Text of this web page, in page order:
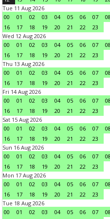
Tue 11 Aug 2026
00
01 02 03 04 05 06 07 08
16
17 18 19 20 21 22
23
Wed 12 Aug 2026
00
01 02 03 04 05 06 07 08
16
17 18 19 20 21 22
23
Thu 13 Aug 2026
00
01 02 03 04 05 06 07 08
16
17 18 19 20 21 22
23
Fri 14 Aug 2026
00
01 02 03 04 05 06 07 08
16
17 18 19 20 21 22
23
Sat 15 Aug 2026
00
01 02 03 04 05 06 07 08
16
17 18 19 20 21 22
23
Sun 16 Aug 2026
00
01 02 03 04 05 06 07 08
16
17 18 19 20 21 22
23
Mon 17 Aug 2026
00
01 02 03 04 05 06 07 08
16
17 18 19 20 21 22
23
Tue 18 Aug 2026
00
01 02 03 04 05 06 07 08